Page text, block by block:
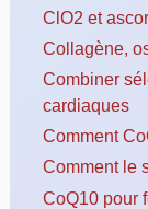
ClO2 et
Collagène,
Combiner
cardiaques
Comment
Comment le
CoQ10 pour